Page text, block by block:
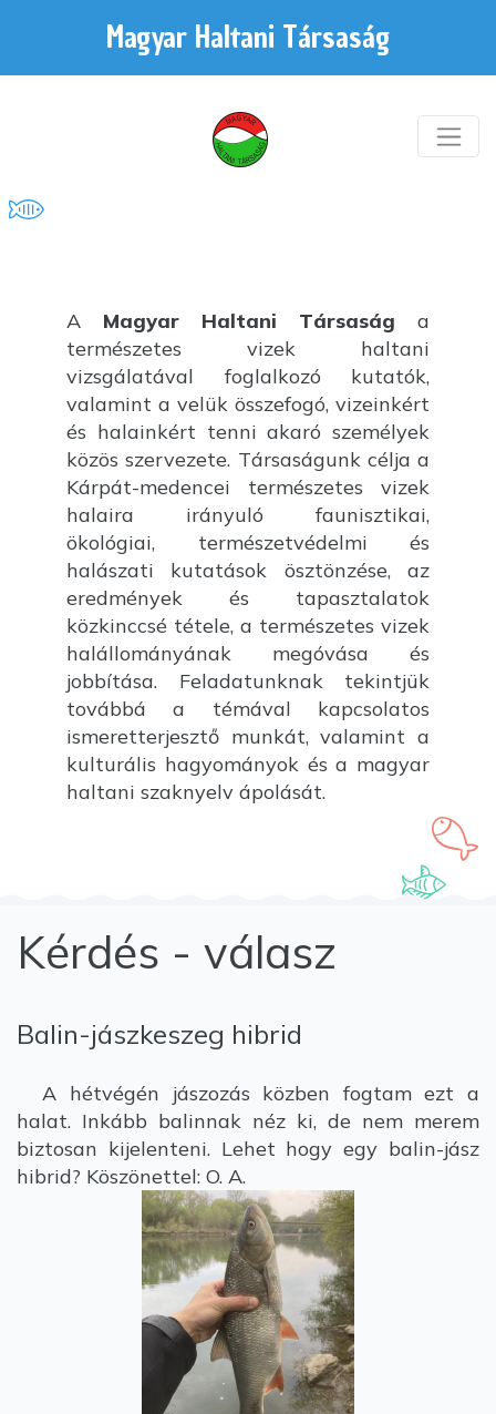
Magyar Haltani Társaság
A Magyar Haltani Társaság a
természetes vizek haltani
vizsgálatával foglalkozó kutatók,
valamint a velük összefogó, vizeinkért
és halainkért tenni akaró személyek
közös szervezete. Társaságunk célja a
Kárpát-medencei természetes vizek
halaira irányuló faunisztikai,
ökológiai, természetvédelmi és
halászati kutatások ösztönzése, az
eredmények és tapasztalatok
közkinccsé tétele, a természetes vizek
halállományának megóvása és
jobbítása. Feladatunknak tekintjük
továbbá a témával kapcsolatos
ismeretterjesztő munkát, valamint a
kulturális hagyományok és a magyar
haltani szaknyelv ápolását.
Kérdés - válasz
Balin-jászkeszeg hibrid
A hétvégén jászozás közben fogtam ezt a
halat. Inkább balinnak néz ki, de nem merem
biztosan kijelenteni. Lehet hogy egy balin-jász
hibrid? Köszönettel: O. A.